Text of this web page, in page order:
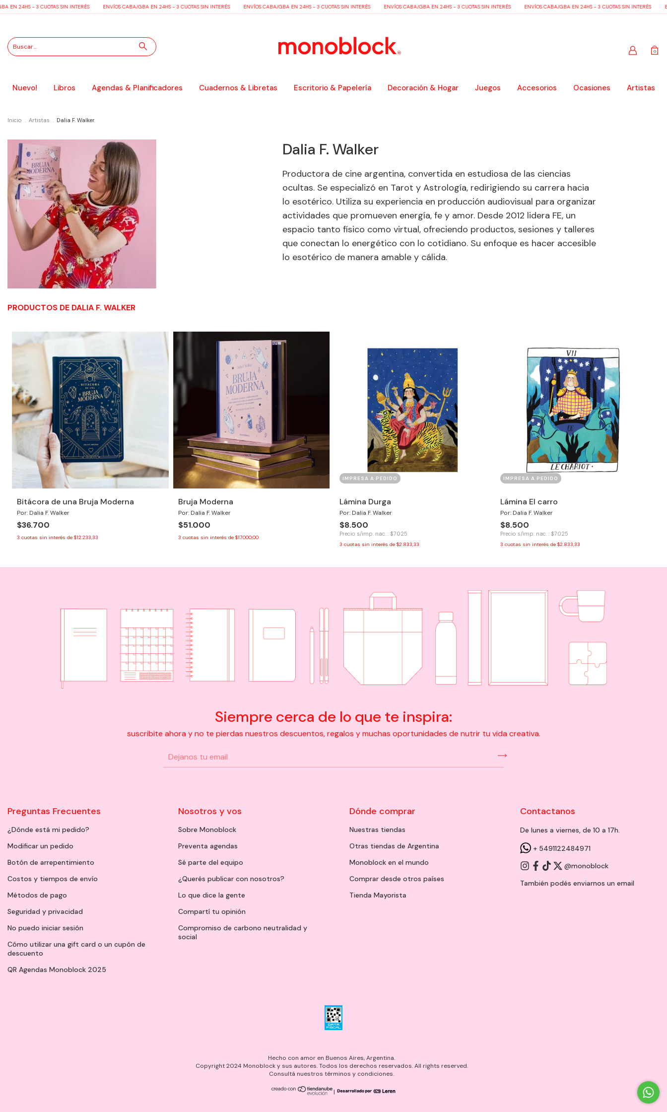
EN 24HS - 3 CUOTAS SIN INTERÉS ENVÍOS CABA/GBA EN 24HS - 3 CUOTAS SIN INTERÉS ENVÍOS CABA/GBA EN 24HS - 3 CUOTAS SIN INTERÉS ENVÍOS CABA/GBA EN 24HS - 3 CUOTAS SIN INTERÉS ENVÍOS CABA/GBA EN 24HS - 3 CUOTAS SIN INTERÉS
0
Nuevo! Libros Agendas & Planificadores Cuadernos & Libretas Escritorio & Papelería Decoración & Hogar Juegos Accesorios Ocasiones Artistas
Inicio . Artistas . Dalia F. Walker
Dalia F. Walker
Productora de cine argentina, convertida en estudiosa de las ciencias
ocultas. Se especializó en Tarot y Astrología, redirigiendo su carrera hacia
lo esotérico. Utiliza su experiencia en producción audiovisual para organizar
actividades que promueven energía, fe y amor. Desde 2012 lidera FE, un
espacio tanto físico como virtual, ofreciendo productos, sesiones y talleres
que conectan lo energético con lo cotidiano. Su enfoque es hacer accesible
lo esotérico de manera amable y cálida.
PRODUCTOS DE DALIA F. WALKER
Bitácora de una Bruja Moderna
Por: Dalia F. Walker
$36.700
3 cuotas sin interés de $12.233,33
Bruja Moderna
Por: Dalia F. Walker
$51.000
3 cuotas sin interés de $17.000,00
IMPRESA A PEDIDO
Lámina Durga
Por: Dalia F. Walker
$8.500
Precio s/imp. nac. : $7.025
3 cuotas sin interés de $2.833,33
IMPRESA A PEDIDO
Lámina El carro
Por: Dalia F. Walker
$8.500
Precio s/imp. nac. : $7.025
3 cuotas sin interés de$2.833,33
Siempre cerca de lo que te inspira:
suscribite ahora y no te pierdas nuestros descuentos, regalos y muchas oportunidades de nutrir tu vida creativa.
Preguntas Frecuentes
¿Dónde está mi pedido?
Modificar un pedido
Botón de arrepentimiento
Costos y tiempos de envío
Métodos de pago
Seguridad y privacidad
No puedo iniciar sesión
Cómo utilizar una gift card o un cupón de
descuento
QR Agendas Monoblock 2025
Nosotros y vos
Sobre Monoblock
Preventa agendas
Sé parte del equipo
¿Querés publicar con nosotros?
Lo que dice la gente
Compartí tu opinión
Compromiso de carbono neutralidad y
social
Dónde comprar
Nuestras tiendas
Otras tiendas de Argentina
Monoblock en el mundo
Comprar desde otros países
Tienda Mayorista
Contactanos
De lunes a viernes, de 10 a 17h.
+ 5491122484971
@monoblock
También podés enviarnos un email
Hecho con amor en Buenos Aires, Argentina.
Copyright 2024 Monoblock y sus autores. Todos los derechos reservados. All rights reserved.
Consultá nuestros términos y condiciones.
|